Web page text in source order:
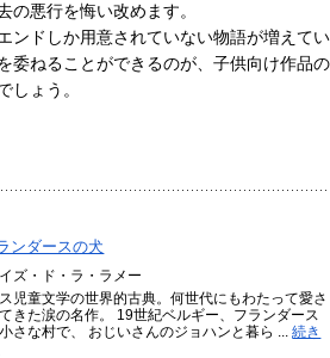
の悪行を悔い改めます。
ンドしか用意されていない物語が増えてい
委ねることができるのが、子供向け作品の
しょう。
ンダースの犬
ズ・ド・ラ・ラメー
児童文学の世界的古典。何世代にもわたって愛さ
きた涙の名作。 19世紀ベルギー、フランダース
さな村で、 おじいさんのジョハンと暮ら ...続き